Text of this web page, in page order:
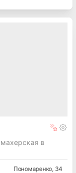
в
Пономаренко, 34